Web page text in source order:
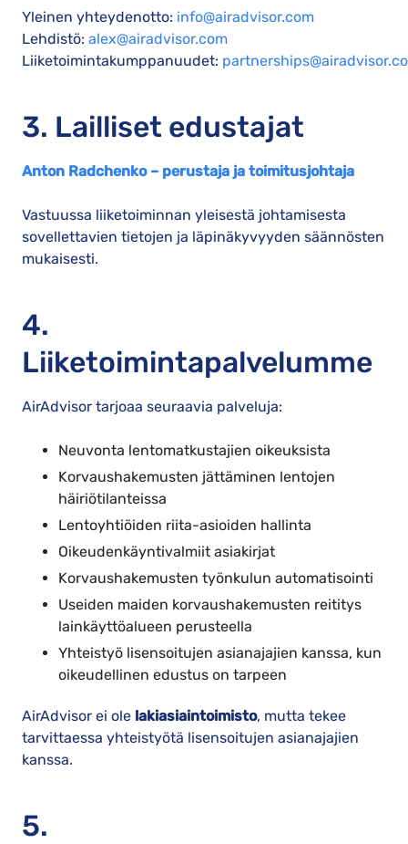
Yleinen yhteydenotto: info@airadvisor.com
Lehdistö: alex@airadvisor.com
Liiketoimintakumppanuudet:
3. Lailliset edustajat
Anton Radchenko – perustaja ja toimitusjohtaja
Vastuussa liiketoiminnan yleisestä johtamisesta
sovellettavien tietojen ja läpinäkyvyyden säännösten
mukaisesti.
4.
Liiketoimintapalvelumme
AirAdvisor tarjoaa seuraavia palveluja:
Neuvonta lentomatkustajien oikeuksista
Korvaushakemusten jättäminen lentojen
häiriötilanteissa
Lentoyhtiöiden riita-asioiden hallinta
Oikeudenkäyntivalmiit asiakirjat
Korvaushakemusten työnkulun automatisointi
Useiden maiden korvaushakemusten reititys
lainkäyttöalueen perusteella
Yhteistyö lisensoitujen asianajajien kanssa, kun
oikeudellinen edustus on tarpeen
AirAdvisor ei ole lakiasiaintoimisto, mutta tekee
tarvittaessa yhteistyötä lisensoitujen asianajajien
kanssa.
5.